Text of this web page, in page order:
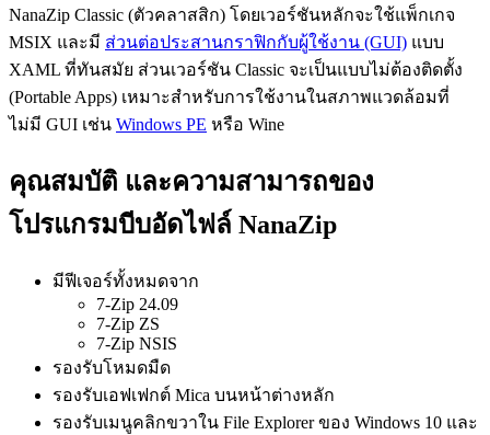
NanaZip Classic (ตัวคลาสสิก) โดยเวอร์ชันหลักจะใช้แพ็กเกจ
MSIX และมี ส่วนต่อประสานกราฟิกกับผู้ใช้งาน (GUI) แบบ
XAML ที่ทันสมัย ส่วนเวอร์ชัน Classic จะเป็นแบบไม่ต้องติดตั้ง
(Portable Apps) เหมาะสำหรับการใช้งานในสภาพแวดล้อมที่
ไม่มี GUI เช่น Windows PE หรือ Wine
คุณสมบัติ และความสามารถของ
โปรแกรมบีบอัดไฟล์ NanaZip
มีฟีเจอร์ทั้งหมดจาก
7-Zip 24.09
7-Zip ZS
7-Zip NSIS
รองรับโหมดมืด
รองรับเอฟเฟกต์ Mica บนหน้าต่างหลัก
รองรับเมนูคลิกขวาใน File Explorer ของ Windows 10 และ